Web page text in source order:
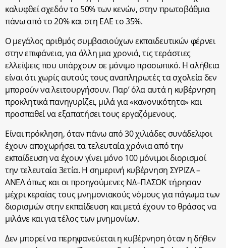
καλυφθεί σχεδόν το 50% των κενών, στην πρωτοβάθμια
πάνω από το 20% και στη ΕΑΕ το 35%.
Ο μεγάλος αριθμός συμβασιούχων εκπαιδευτικών φέρνει
στην επιφάνεια, για άλλη μια χρονιά, τις τεράστιες
ελλείψεις που υπάρχουν σε μόνιμο προσωπικό. Η αλήθεια
είναι ότι χωρίς αυτούς τους αναπληρωτές τα σχολεία δεν
μπορούν να λειτουργήσουν. Παρ’ όλα αυτά η κυβέρνηση
προκλητικά πανηγυρίζει, μιλά για «κανονικότητα» και
προσπαθεί να εξαπατήσει τους εργαζόμενους.
Είναι πρόκληση, όταν πάνω από 30 χιλιάδες συνάδελφοι
έχουν αποχωρήσει τα τελευταία χρόνια από την
εκπαίδευση να έχουν γίνει μόνο 100 μόνιμοι διορισμοί
την τελευταία 3ετία. Η σημερινή κυβέρνηση ΣΥΡΙΖΑ –
ΑΝΕΛ όπως και οι προηγούμενες ΝΔ–ΠΑΣΟΚ τήρησαν
μέχρι κεραίας τους μνημονιακούς νόμους για πάγωμα των
διορισμών στην εκπαίδευση και μετά έχουν το θράσος να
μιλάνε και για τέλος των μνημονίων.
Δεν μπορεί να περηφανεύεται η κυβέρνηση όταν η δήθεν